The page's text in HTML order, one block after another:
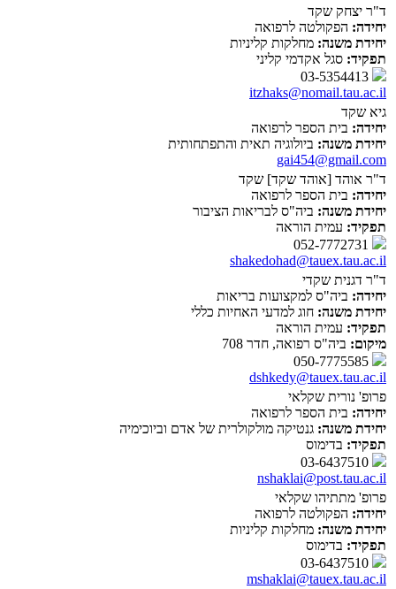
ד"ר יצחק שקד
יחידה: הפקולטה לרפואה
יחידת משנה: מחלקות קליניות
תפקיד: סגל אקדמי קליני
itzhaks@nomail.tau.ac.il
גיא שקד
יחידה: בית הספר לרפואה
יחידת משנה: ביולוגיה תאית והתפתחותית
gai454@gmail.com
ד"ר אוהד [אוהד שקד] שקד
יחידה: בית הספר לרפואה
יחידת משנה: ביה"ס לבריאות הציבור
תפקיד: עמית הוראה
shakedohad@tauex.tau.ac.il
ד"ר דגנית שקדי
יחידה: ביה"ס למקצועות בריאות
יחידת משנה: חוג למדעי האחיות כללי
תפקיד: עמית הוראה
מיקום: ביה"ס רפואה, חדר 708
dshkedy@tauex.tau.ac.il
פרופ' נורית שקלאי
יחידה: בית הספר לרפואה
יחידת משנה: גנטיקה מולקולרית של אדם וביוכימיה
תפקיד: בדימוס
nshaklai@post.tau.ac.il
פרופ' מתתיהו שקלאי
יחידה: הפקולטה לרפואה
יחידת משנה: מחלקות קליניות
תפקיד: בדימוס
mshaklai@tauex.tau.ac.il